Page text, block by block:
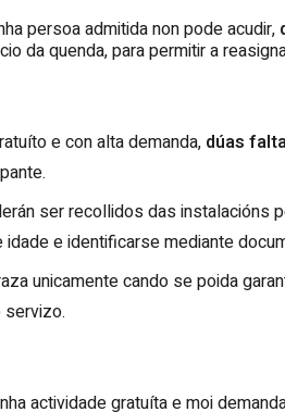
persoa admitida non pode acudir,
da quenda, para permitir a
e con alta demanda, dúas
ser recollidos das instalacións
e identificarse mediante
unicamente cando se poida
actividade gratuíta e moi